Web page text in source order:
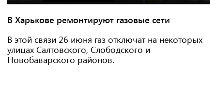
В Харькове ремонтируют газовые сети
В этой связи 26 июня газ отключат на некоторых
улицах Салтовского, Слободского и
Новобаварского районов.